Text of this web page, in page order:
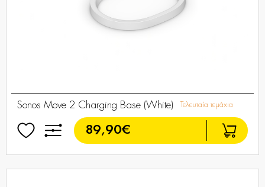
Sonos Move 2 Charging Base (White) Τελευταία τεμάχια
89,90€